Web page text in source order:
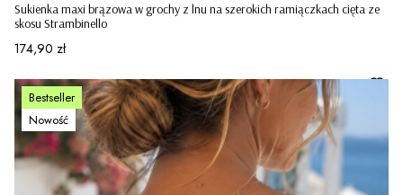
Sukienka maxi brązowa w grochy z lnu na szerokich ramiączkach cięta ze
skosu Strambinello
Cena
174,90 zł
Bestseller
Nowość